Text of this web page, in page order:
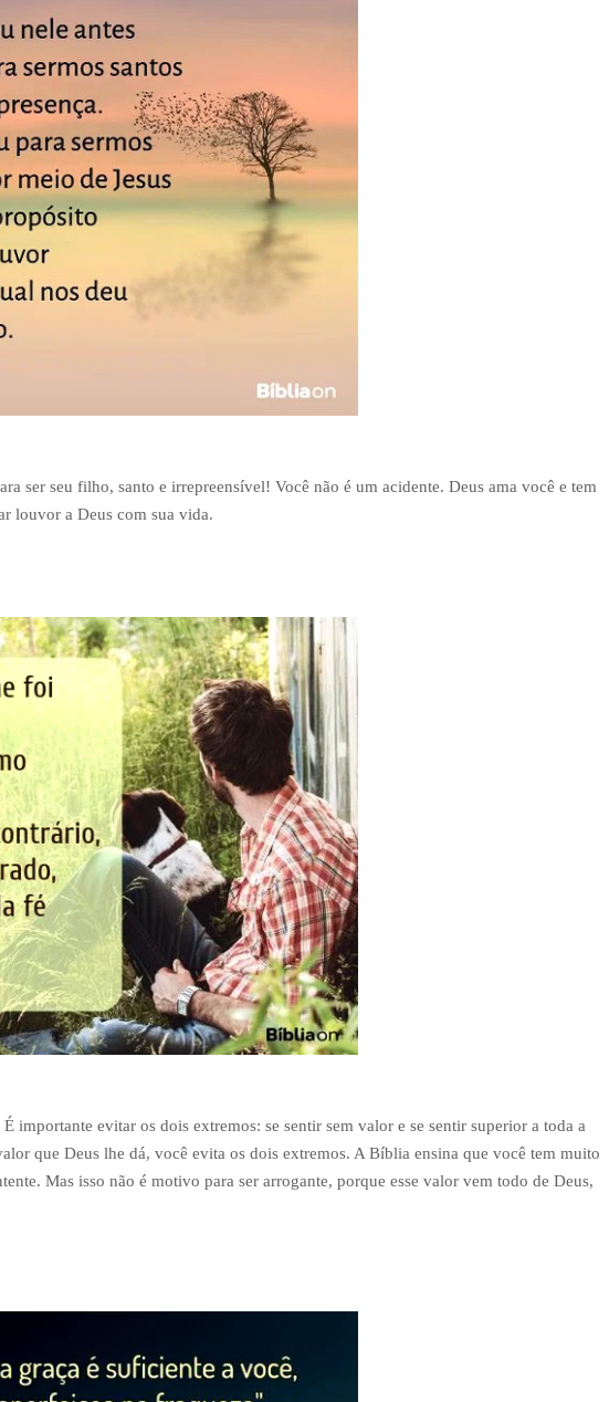
ser seu filho, santo e irrepreensível! Você não é um acidente. Deus ama você e tem
louvor a Deus com sua vida.
importante evitar os dois extremos: se sentir sem valor e se sentir superior a toda a
que Deus lhe dá, você evita os dois extremos. A Bíblia ensina que você tem muito
Mas isso não é motivo para ser arrogante, porque esse valor vem todo de Deus,